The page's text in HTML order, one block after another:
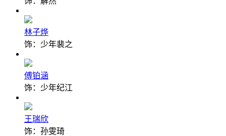
林子烨
饰：少年裴之
傅铂涵
饰：少年纪江
王瑞欣
饰：孙雯琦